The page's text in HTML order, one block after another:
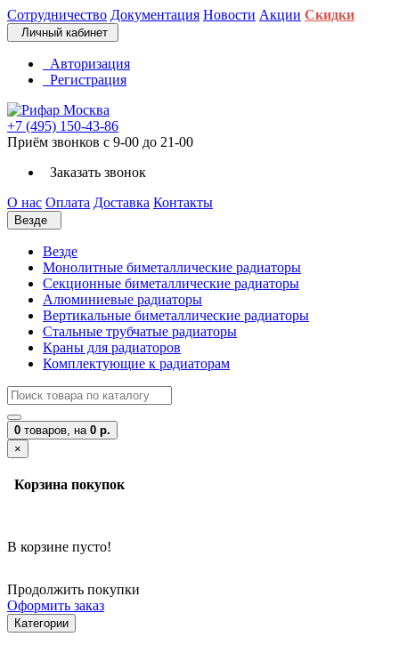
Сотрудничество Документация Новости Акции Скидки
Личный кабинет
Авторизация
Регистрация
+7 (495) 150-43-86
Приём звонков с 9-00 до 21-00
Заказать звонок
О нас Оплата Доставка Контакты
Везде
Везде
Монолитные биметаллические радиаторы
Секционные биметаллические радиаторы
Алюминиевые радиаторы
Вертикальные биметаллические радиаторы
Стальные трубчатые радиаторы
Краны для радиаторов
Комплектующие к радиаторам
0 товаров, на 0 р.
×
Корзина покупок
В корзине пусто!
Продолжить покупки
Оформить заказ
Категории